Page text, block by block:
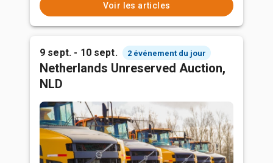
Voir les articles
9 sept. - 10 sept. 2 événement du jour
Netherlands Unreserved Auction,
NLD